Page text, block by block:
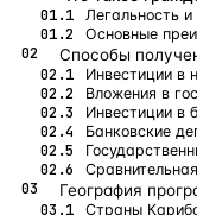
ВСЕ НАПРАВЛЕНИЯ →
Легальность
Основные
Способы
Инвестиции в
Вложения в
Инвестиции в
Банковские
География
Страны